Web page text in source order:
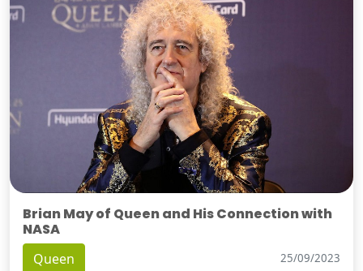
Brian May of Queen and His Connection with
NASA
Queen 25/09/2023